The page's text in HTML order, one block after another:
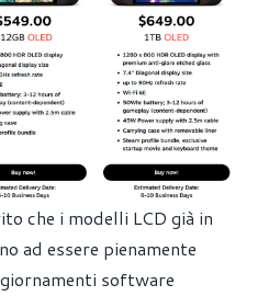
che i modelli LCD già in
ad essere pienamente
software